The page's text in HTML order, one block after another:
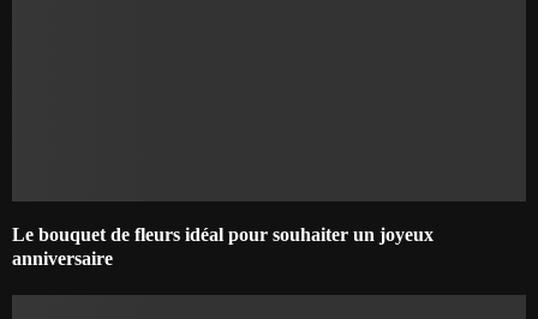
Le bouquet de fleurs idéal pour souhaiter un joyeux
anniversaire